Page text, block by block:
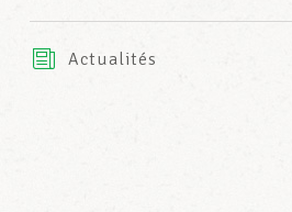
Actualités